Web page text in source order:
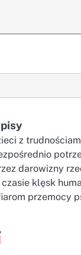
z
darowizny
klęsk
przemocy